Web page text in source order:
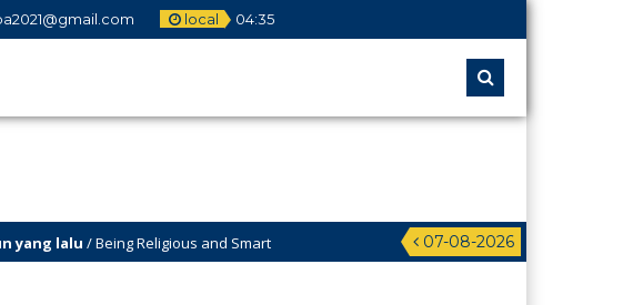
local 04:35
07-08-2026
/ Being Religious and Smart